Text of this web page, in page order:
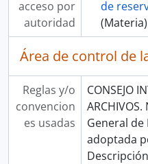
acceso por
autoridad
de
(Materia)
Área de control de
Reglas y/o
convencion
es usadas
CONSEJO
General
adoptada